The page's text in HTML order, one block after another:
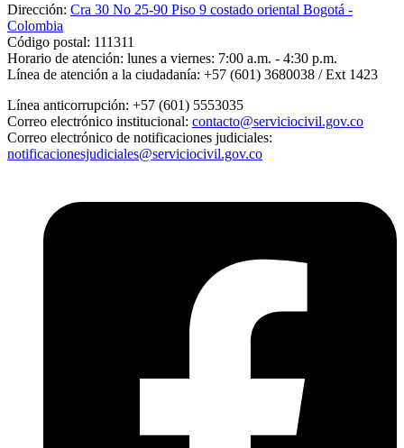
Dirección: Cra 30 No 25-90 Piso 9 costado oriental Bogotá -
Colombia
Código postal: 111311
Horario de atención: lunes a viernes: 7:00 a.m. - 4:30 p.m.
Línea de atención a la ciudadanía: +57 (601) 3680038 / Ext 1423
Línea anticorrupción: +57 (601) 5553035
Correo electrónico institucional: contacto@serviciocivil.gov.co
Correo electrónico de notificaciones judiciales:
notificacionesjudiciales@serviciocivil.gov.co